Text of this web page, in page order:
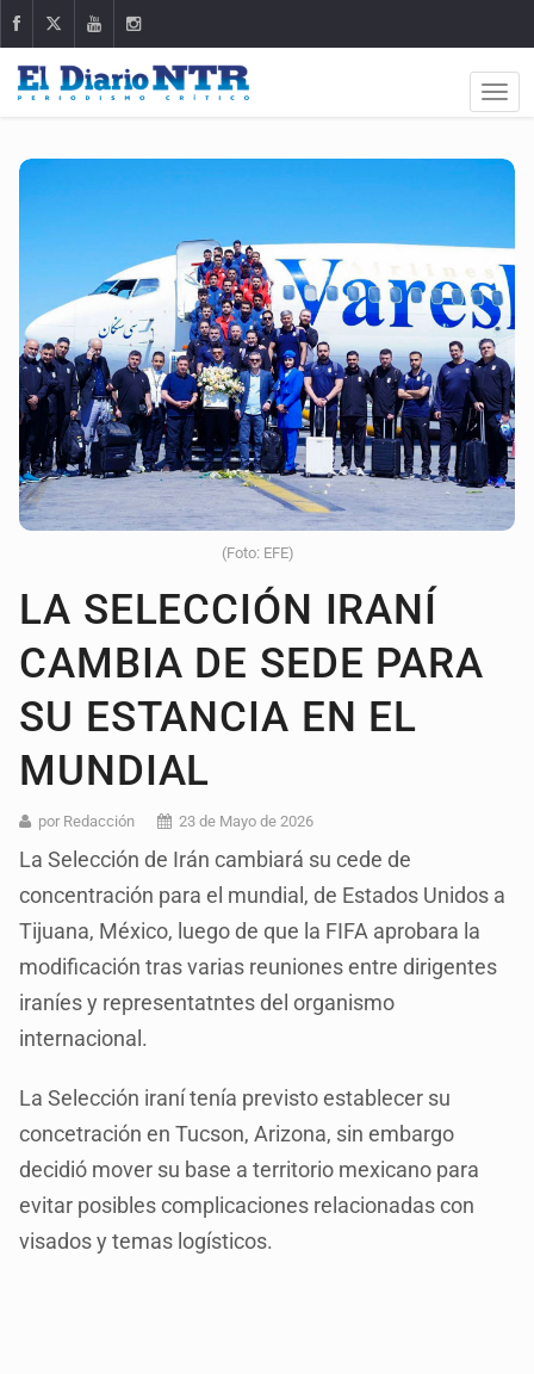
(Foto: EFE)
LA SELECCIÓN IRANÍ
CAMBIA DE SEDE PARA
SU ESTANCIA EN EL
MUNDIAL
por Redacción 23 de Mayo de 2026
La Selección de Irán cambiará su cede de
concentración para el mundial, de Estados Unidos a
Tijuana, México, luego de que la FIFA aprobara la
modificación tras varias reuniones entre dirigentes
iraníes y representatntes del organismo
internacional.
La Selección iraní tenía previsto establecer su
concetración en Tucson, Arizona, sin embargo
decidió mover su base a territorio mexicano para
evitar posibles complicaciones relacionadas con
visados y temas logísticos.